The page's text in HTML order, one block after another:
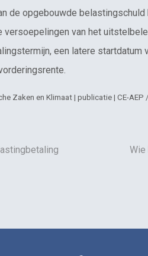
de opgebouwde
van het
een latere startdatum
Zaken en Klimaat | publicatie | CE-AEP
Wie